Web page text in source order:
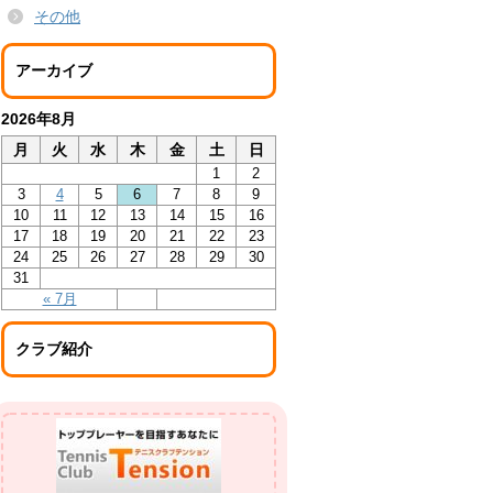
その他
アーカイブ
2026年8月
月
火 水 木 金 土 日
« 7月
1
2
3
4 5 6 7 8
9
10
11 12 13 14 15
16
17
18 19 20 21 22
23
24
25 26 27 28 29
30
31
クラブ紹介